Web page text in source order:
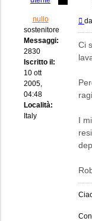
nullo
sostenitore
Messaggi:
2830
Iscritto il:
10 ott
2005,
04:48
Località:
Italy
da
Ci
I